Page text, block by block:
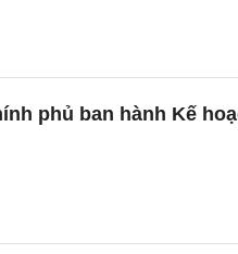
phủ ban hành Kế